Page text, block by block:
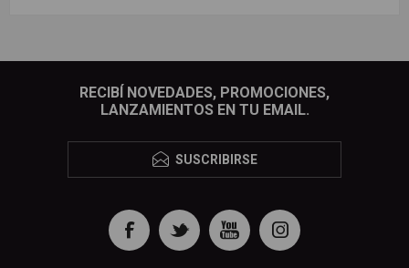
RECIBÍ NOVEDADES, PROMOCIONES,
LANZAMIENTOS EN TU EMAIL.
SUSCRIBIRSE